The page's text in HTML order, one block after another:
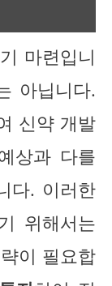
마련입니
아닙니다.
신약 개발
상과 다를
다. 이러한
위해서는
이 필요합